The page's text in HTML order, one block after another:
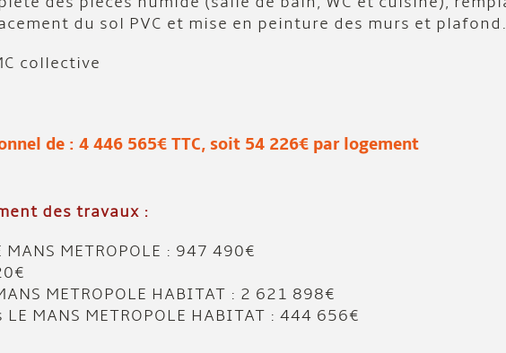
du sol PVC et mise en peinture des murs et plafond.
collective
de : 4 446 565€ TTC, soit 54 226€ par logement
des travaux :
METROPOLE : 947 490€
METROPOLE HABITAT : 2 621 898€
MANS METROPOLE HABITAT : 444 656€